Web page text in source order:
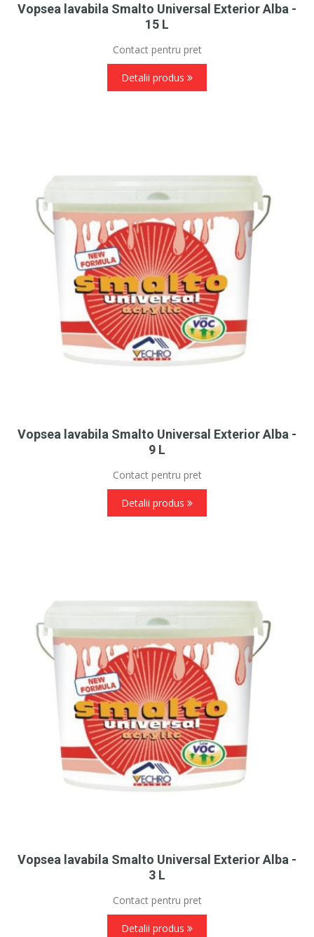
Vopsea lavabila Smalto Universal Exterior Alba -
15 L
Contact pentru pret
Detalii produs
Vopsea lavabila Smalto Universal Exterior Alba -
9 L
Contact pentru pret
Detalii produs
Vopsea lavabila Smalto Universal Exterior Alba -
3 L
Contact pentru pret
Detalii produs